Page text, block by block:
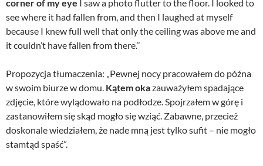
corner of my eye I saw a photo flutter to the floor. I looked to
see where it had fallen from, and then I laughed at myself
because I knew full well that only the ceiling was above me and
it couldn’t have fallen from there.’’
Propozycja tłumaczenia: „Pewnej nocy pracowałem do późna
w swoim biurze w domu. Kątem okazauważyłem spadające
zdjęcie, które wylądowało na podłodze. Spojrzałem w górę i
zastanowiłem się skąd mogło się wziąć. Zabawne, przecież
doskonale wiedziałem, że nade mną jest tylko sufit – nie mogło
stamtąd spaść”.